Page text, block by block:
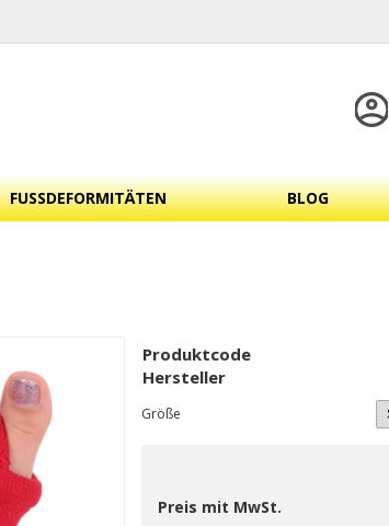
FUSSDEFORMITÄTEN BLOG
Produktcode
Hersteller
Größe
Preis mit MwSt.